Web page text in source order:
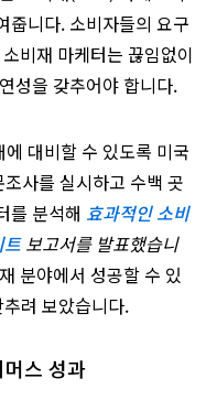
줍니다. 소비자들의 요구
비재 마케터는 끊임없이
성을 갖추어야 합니다.
대비할 수 있도록 미국
사를 실시하고 수백 곳
를 분석해 효과적인 소비
보고서를 발표했습니
분야에서 성공할 수 있
려 보았습니다.
스 성과